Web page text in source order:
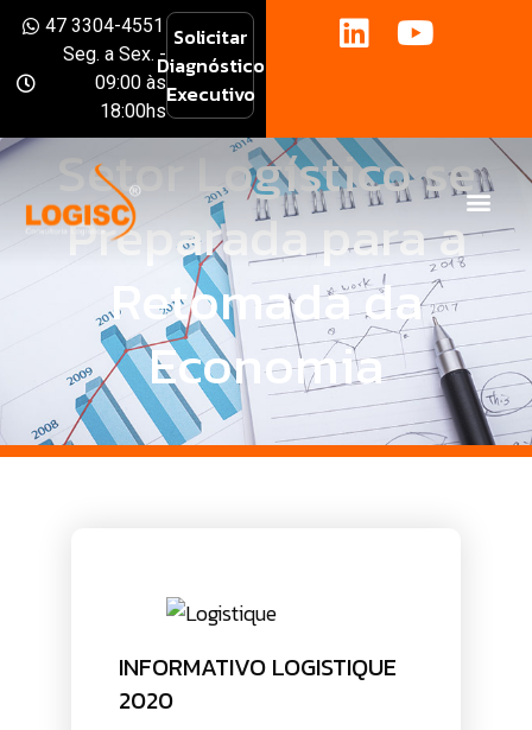
47 3304-4551
Seg. a Sex. -
09:00 às
18:00hs
Solicitar
Diagnóstico
Executivo
21 de abril de 2020
Setor Logístico se
Preparada para a
Retomada da
Economia
INFORMATIVO LOGISTIQUE
2020